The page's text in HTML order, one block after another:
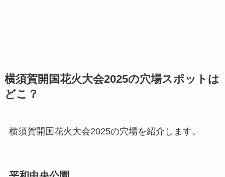
横須賀開国花火大会2025の穴場スポットは
どこ？
横須賀開国花火大会2025の穴場を紹介します。